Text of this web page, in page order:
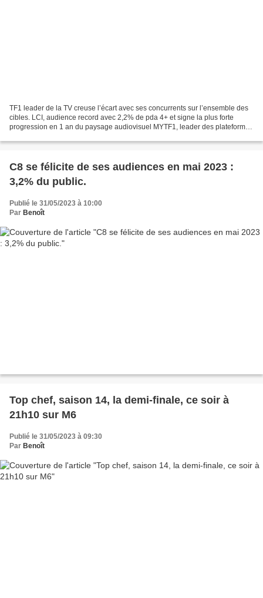
TF1 leader de la TV creuse l’écart avec ses concurrents sur l’ensemble des
cibles. LCI, audience record avec 2,2% de pda 4+ et signe la plus forte
progression en 1 an du paysage audiovisuel MYTF1, leader des plateformes
C8 se félicite de ses audiences en mai 2023 :
3,2% du public.
Publié le 31/05/2023 à 10:00
Par Benoît
Top chef, saison 14, la demi-finale, ce soir à
21h10 sur M6
Publié le 31/05/2023 à 09:30
Par Benoît